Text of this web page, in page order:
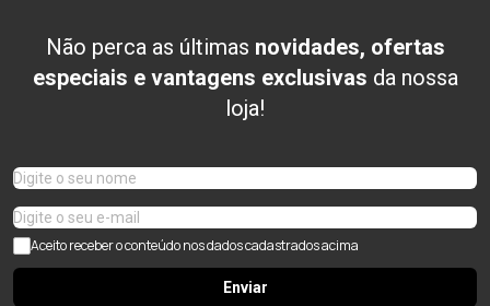
Não perca as últimas novidades, ofertas
especiais e vantagens exclusivas da nossa
loja!
Aceito receber o conteúdo nos dados cadastrados acima
Enviar